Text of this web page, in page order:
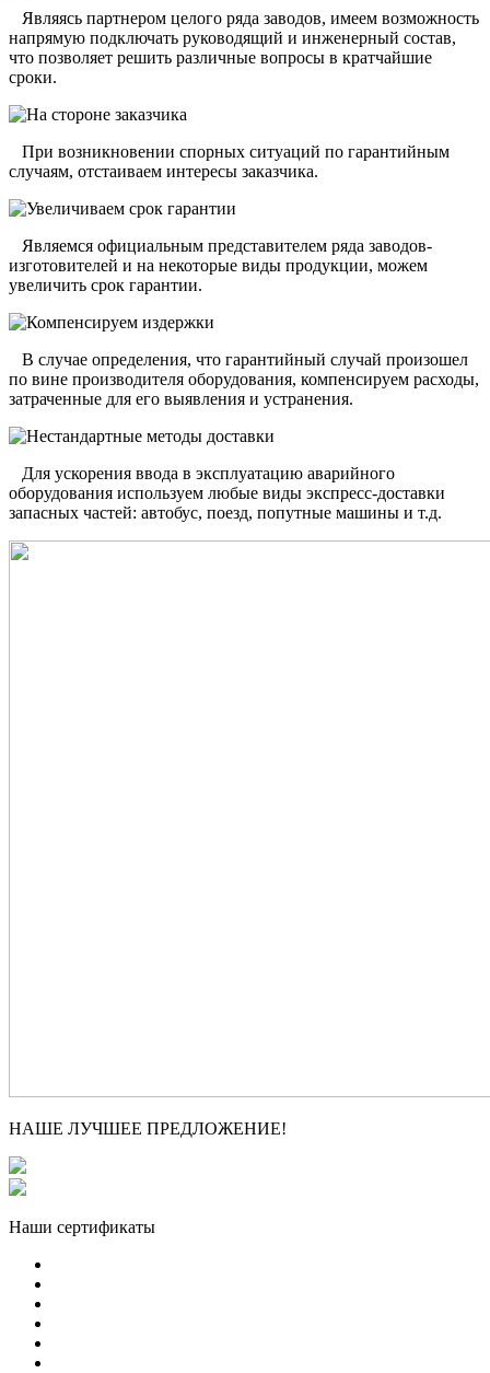
Являясь партнером целого ряда заводов, имеем возможность
напрямую подключать руководящий и инженерный состав,
что позволяет решить различные вопросы в кратчайшие
сроки.
При возникновении спорных ситуаций по гарантийным
случаям, отстаиваем интересы заказчика.
Являемся официальным представителем ряда заводов-
изготовителей и на некоторые виды продукции, можем
увеличить срок гарантии.
В случае определения, что гарантийный случай произошел
по вине производителя оборудования, компенсируем расходы,
затраченные для его выявления и устранения.
Для ускорения ввода в эксплуатацию аварийного
оборудования используем любые виды экспресс-доставки
запасных частей: автобус, поезд, попутные машины и т.д.
НАШЕ ЛУЧШЕЕ ПРЕДЛОЖЕНИЕ!
Наши сертификаты